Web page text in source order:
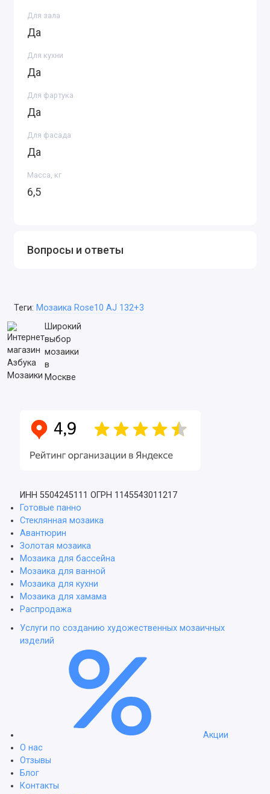
Для зала
Да
Для кухни
Да
Для фартука
Да
Для фасада
Да
Масса, кг
6,5
Вопросы и ответы
Теги: Мозаика Rose10 AJ 132+3
Широкий
выбор
мозаики
в
Москве
ИНН 5504245111 ОГРН 1145543011217
Готовые панно
Стеклянная мозаика
Авантюрин
Золотая мозаика
Мозаика для бассейна
Мозаика для ванной
Мозаика для кухни
Мозаика для хамама
Распродажа
Услуги по созданию художественных мозаичных
изделий
Акции
О нас
Отзывы
Блог
Контакты